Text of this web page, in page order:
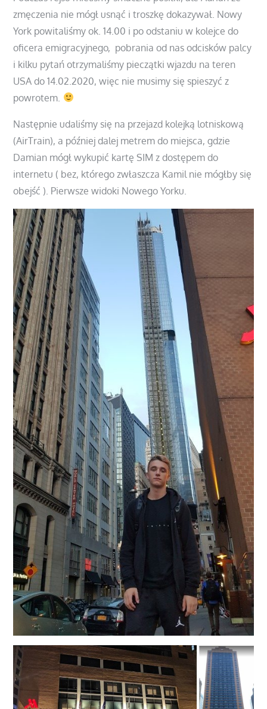
zmęczenia nie mógł usnąć i troszkę dokazywał. Nowy
York powitaliśmy ok. 14.00 i po odstaniu w kolejce do
oficera emigracyjnego, pobrania od nas odcisków palcy
i kilku pytań otrzymaliśmy pieczątki wjazdu na teren
USA do 14.02.2020, więc nie musimy się spieszyć z
powrotem.
Następnie udaliśmy się na przejazd kolejką lotniskową
(AirTrain), a później dalej metrem do miejsca, gdzie
Damian mógł wykupić kartę SIM z dostępem do
internetu ( bez, którego zwłaszcza Kamil nie mógłby się
obejść ). Pierwsze widoki Nowego Yorku.